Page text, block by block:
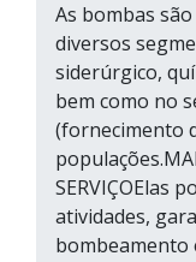
As bombas
diversos
siderúrgico,
bem como no
(fornecimento
SERVIÇOElas
atividades,
bombeamento